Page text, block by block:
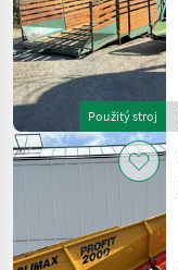
Použitý stroj